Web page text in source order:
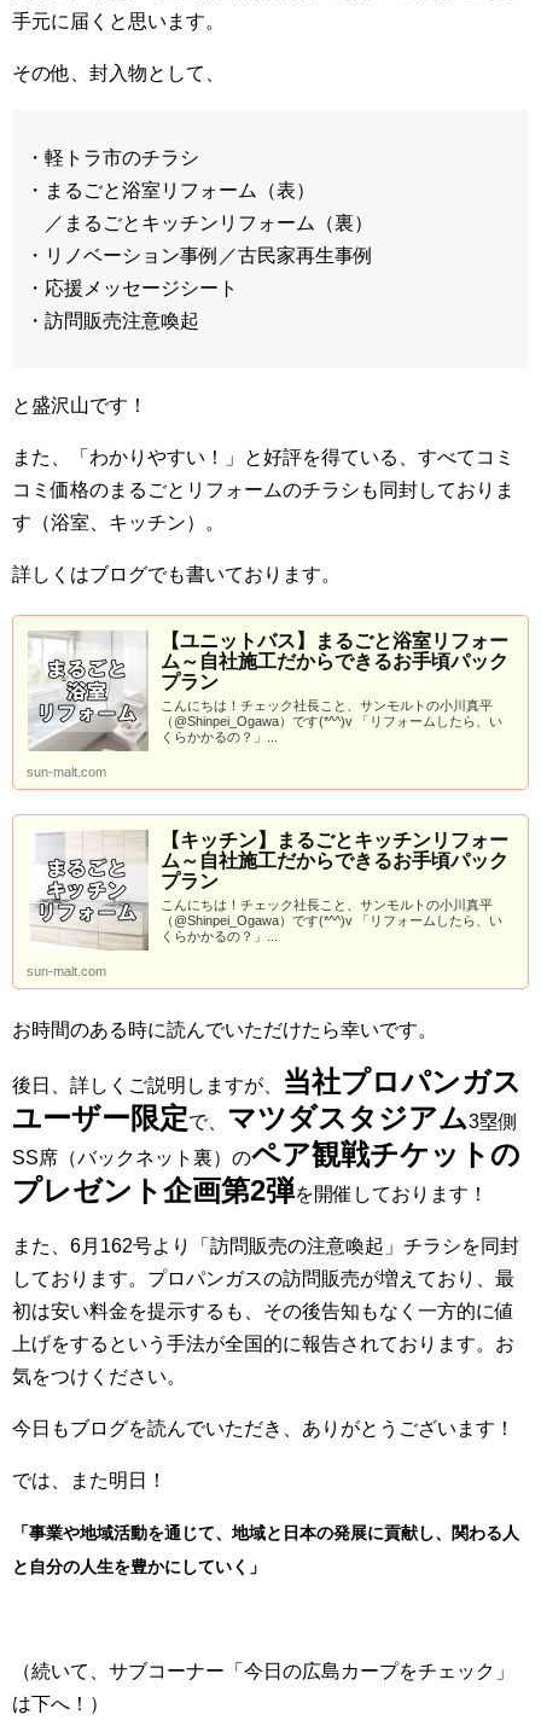
手元に届くと思います。
その他、封入物として、
・軽トラ市のチラシ
・まるごと浴室リフォーム（表）
／まるごとキッチンリフォーム（裏）
・リノベーション事例／古民家再生事例
・応援メッセージシート
・訪問販売注意喚起
と盛沢山です！
また、「わかりやすい！」と好評を得ている、すべてコミ
コミ価格のまるごとリフォームのチラシも同封しておりま
す（浴室、キッチン）。
詳しくはブログでも書いております。
【ユニットバス】まるごと浴室リフォー
ム～自社施工だからできるお手頃パック
プラン
こんにちは！チェック社長こと、サンモルトの小川真平
（@Shinpei_Ogawa）です(*^^)v 「リフォームしたら、い
くらかかるの？」...
sun-malt.com
【キッチン】まるごとキッチンリフォー
ム～自社施工だからできるお手頃パック
プラン
こんにちは！チェック社長こと、サンモルトの小川真平
（@Shinpei_Ogawa）です(*^^)v 「リフォームしたら、い
くらかかるの？」...
sun-malt.com
お時間のある時に読んでいただけたら幸いです。
後日、詳しくご説明しますが、
当社プロパンガス
ユーザー限定で、 マツダスタジアム3塁側
SS席（バックネット裏）のペア観戦チケットの
プレゼント企画第2弾を開催しております！
また、6月162号より「訪問販売の注意喚起」チラシを同封
しております。プロパンガスの訪問販売が増えており、最
初は安い料金を提示するも、その後告知もなく一方的に値
上げをするという手法が全国的に報告されております。お
気をつけください。
今日もブログを読んでいただき、ありがとうございます！
では、また明日！
「事業や地域活動を通じて、地域と日本の発展に貢献し、関わる人
と自分の人生を豊かにしていく」
（続いて、サブコーナー「今日の広島カープをチェック」
は下へ！）